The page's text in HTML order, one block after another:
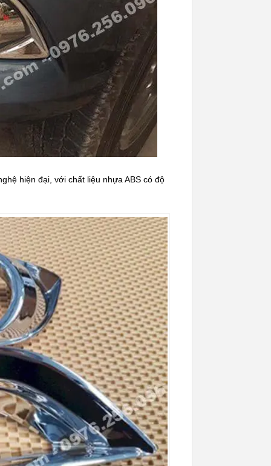
hiện đại, với chất liệu nhựa ABS có độ